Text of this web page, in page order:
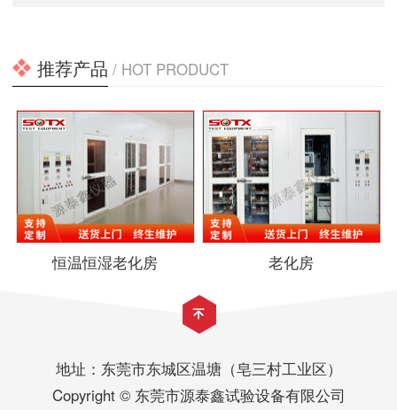
推荐产品 / HOT PRODUCT
恒温恒湿老化房 老化房
地址：东莞市东城区温塘（皂三村工业区）
Copyright © 东莞市源泰鑫试验设备有限公司